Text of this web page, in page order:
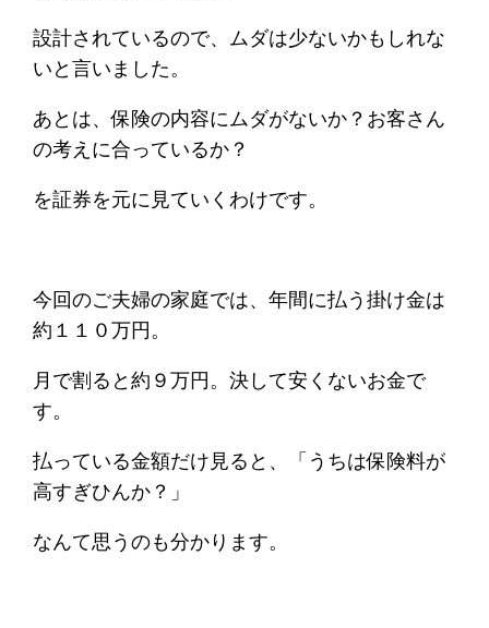
設計されているので、ムダは少ないかもしれな
いと言いました。
あとは、保険の内容にムダがないか？お客さん
の考えに合っているか？
を証券を元に見ていくわけです。
今回のご夫婦の家庭では、年間に払う掛け金は
約１１０万円。
月で割ると約９万円。決して安くないお金で
す。
払っている金額だけ見ると、「うちは保険料が
高すぎひんか？」
なんて思うのも分かります。